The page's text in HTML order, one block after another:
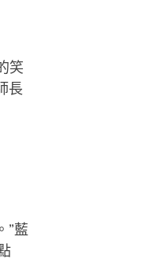
笑
長
”藍